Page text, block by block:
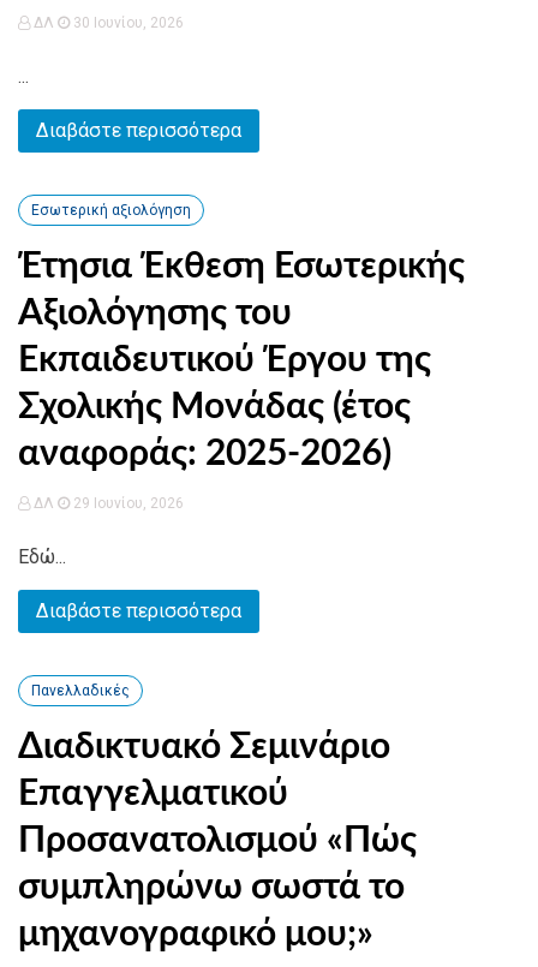
ΔΛ 30 Ιουνίου, 2026
...
Διαβάστε περισσότερα
Εσωτερική αξιολόγηση
Έτησια Έκθεση Εσωτερικής
Αξιολόγησης του
Εκπαιδευτικού Έργου της
Σχολικής Μονάδας (έτος
αναφοράς: 2025-2026)
ΔΛ 29 Ιουνίου, 2026
Εδώ...
Διαβάστε περισσότερα
Πανελλαδικές
Διαδικτυακό Σεμινάριο
Επαγγελματικού
Προσανατολισμού «Πώς
συμπληρώνω σωστά το
μηχανογραφικό μου;»